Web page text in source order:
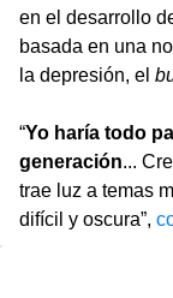
en el desarrollo
basada en una
la depresión, el
“Yo haría todo
generación...
trae luz a temas
difícil y oscura”,